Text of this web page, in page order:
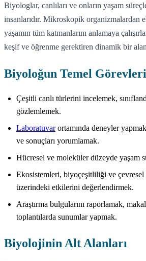
Biyologlar, canlıları ve onların yaşam
insanlarıdır. Mikroskopik organizmalardan
yaşamın tüm katmanlarını anlamaya
keşif ve öğrenme gerektiren dinamik bir
Biyoloğun Temel Görevleri
Çeşitli canlı türlerini incelemek,
gözlemlemek.
Laboratuvarortamında deneyler
ve sonuçları yorumlamak.
Hücresel ve moleküler düzeyde yaşam
Ekosistemleri, biyoçeşitliliği ve çevresel
üzerindeki etkilerini değerlendirmek.
Araştırma bulgularını raporlamak,
toplantılarda sunumlar yapmak.
Biyolojinin Alt Alanları